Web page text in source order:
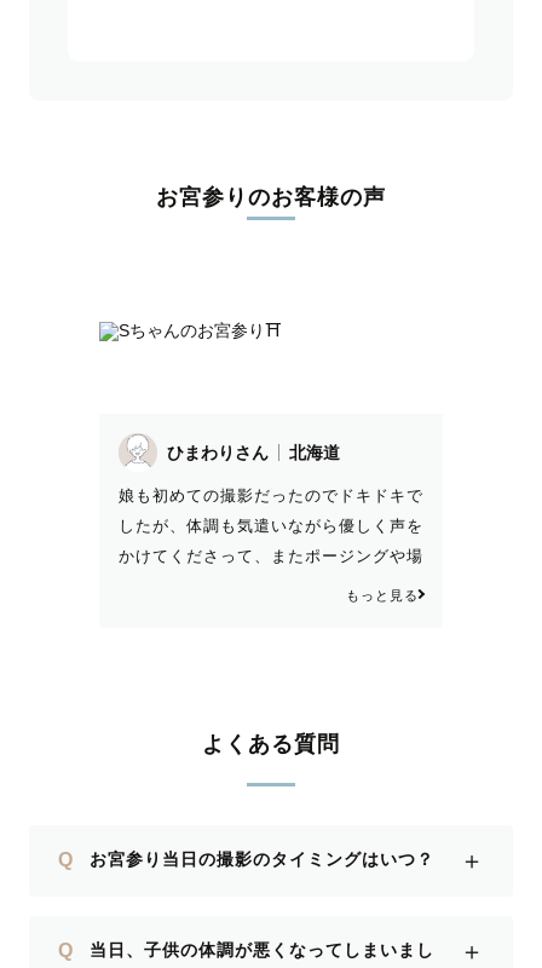
お宮参りのお客様の声
ひまわりさん 北海道
娘も初めての撮影だったのでドキドキで
したが、体調も気遣いながら優しく声を
かけてくださって、またポージングや場
所もプロのご提案で、素敵な撮影時間、
もっと見る
よくある質問
Q お宮参り当日の撮影のタイミングはいつ？ ＋
Q
当日、子供の体調が悪くなってしまいまし
＋